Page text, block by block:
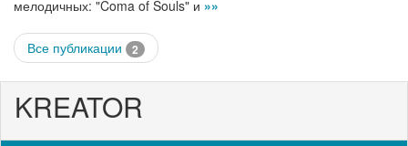
мелодичных: "Coma of Souls" и »»
Все публикации 2
KREATOR